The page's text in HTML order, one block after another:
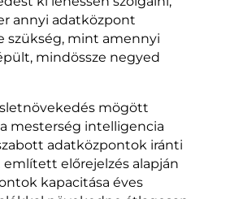
annyi adatközpont
szükség, mint amennyi
mindössze negyed
mögött
mesterség intelligencia
adatközpontok iránti
említett előrejelzés alapján
kapacitása éves